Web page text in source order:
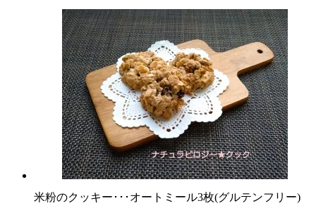
米粉のクッキー･･･オートミール3枚(グルテンフリー)